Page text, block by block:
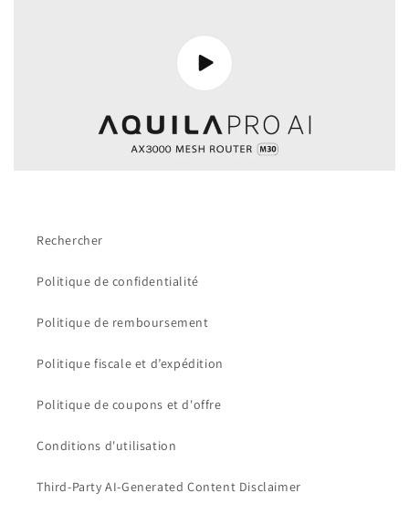
Rechercher
Politique de confidentialité
Politique de remboursement
Politique fiscale et d’expédition
Politique de coupons et d'offre
Conditions d'utilisation
Third-Party AI-Generated Content Disclaimer